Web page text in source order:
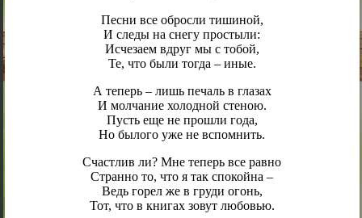
Песни все обросли тишиной,
И следы на снегу простыли:
Исчезаем вдруг мы с тобой,
Те, что были тогда – иные.
А теперь – лишь печаль в глазах
И молчание холодной стеною.
Пусть еще не прошли года,
Но былого уже не вспомнить.
Счастлив ли? Мне теперь все равно
Странно то, что я так спокойна –
Ведь горел же в груди огонь,
Тот, что в книгах зовут любовью.